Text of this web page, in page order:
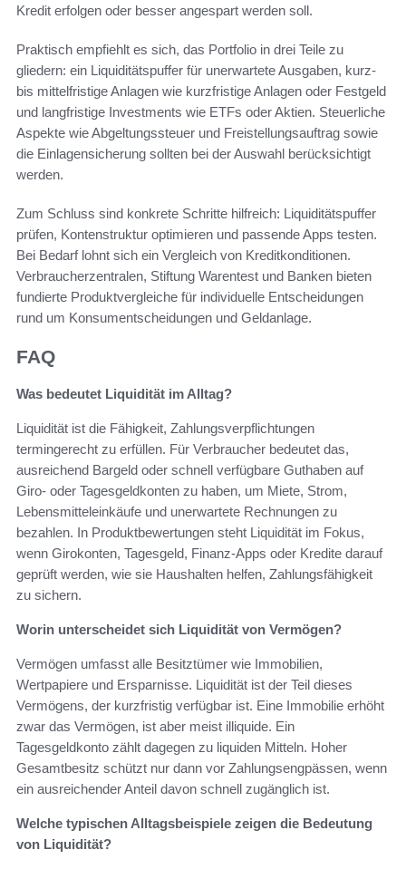
Kredit erfolgen oder besser angespart werden soll.
Praktisch empfiehlt es sich, das Portfolio in drei Teile zu
gliedern: ein Liquiditätspuffer für unerwartete Ausgaben, kurz-
bis mittelfristige Anlagen wie kurzfristige Anlagen oder Festgeld
und langfristige Investments wie ETFs oder Aktien. Steuerliche
Aspekte wie Abgeltungssteuer und Freistellungsauftrag sowie
die Einlagensicherung sollten bei der Auswahl berücksichtigt
werden.
Zum Schluss sind konkrete Schritte hilfreich: Liquiditätspuffer
prüfen, Kontenstruktur optimieren und passende Apps testen.
Bei Bedarf lohnt sich ein Vergleich von Kreditkonditionen.
Verbraucherzentralen, Stiftung Warentest und Banken bieten
fundierte Produktvergleiche für individuelle Entscheidungen
rund um Konsumentscheidungen und Geldanlage.
FAQ
Was bedeutet Liquidität im Alltag?
Liquidität ist die Fähigkeit, Zahlungsverpflichtungen
termingerecht zu erfüllen. Für Verbraucher bedeutet das,
ausreichend Bargeld oder schnell verfügbare Guthaben auf
Giro- oder Tagesgeldkonten zu haben, um Miete, Strom,
Lebensmitteleinkäufe und unerwartete Rechnungen zu
bezahlen. In Produktbewertungen steht Liquidität im Fokus,
wenn Girokonten, Tagesgeld, Finanz-Apps oder Kredite darauf
geprüft werden, wie sie Haushalten helfen, Zahlungsfähigkeit
zu sichern.
Worin unterscheidet sich Liquidität von Vermögen?
Vermögen umfasst alle Besitztümer wie Immobilien,
Wertpapiere und Ersparnisse. Liquidität ist der Teil dieses
Vermögens, der kurzfristig verfügbar ist. Eine Immobilie erhöht
zwar das Vermögen, ist aber meist illiquide. Ein
Tagesgeldkonto zählt dagegen zu liquiden Mitteln. Hoher
Gesamtbesitz schützt nur dann vor Zahlungsengpässen, wenn
ein ausreichender Anteil davon schnell zugänglich ist.
Welche typischen Alltagsbeispiele zeigen die Bedeutung
von Liquidität?